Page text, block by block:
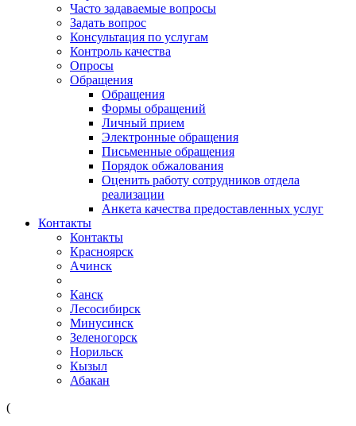
Часто задаваемые вопросы
Задать вопрос
Консультация по услугам
Контроль качества
Опросы
Обращения
Обращения
Формы обращений
Личный прием
Электронные обращения
Письменные обращения
Порядок обжалования
Оценить работу сотрудников отдела
реализации
Анкета качества предоставленных услуг
Контакты
Контакты
Красноярск
Ачинск
Канск
Лесосибирск
Минусинск
Зеленогорск
Норильск
Кызыл
Абакан
(